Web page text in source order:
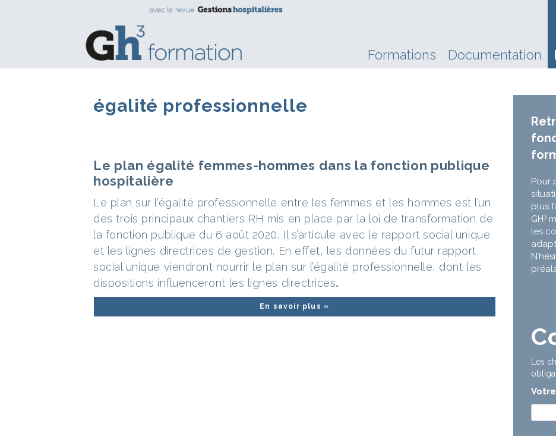
Formations Documentation
égalité professionnelle
Le plan égalité femmes-hommes dans la fonction publique
hospitalière
Le plan sur l’égalité professionnelle entre les femmes et les hommes est l’un
des trois principaux chantiers RH mis en place par la loi de transformation de
la fonction publique du 6 août 2020. Il s’articule avec le rapport social unique
et les lignes directrices de gestion. En effet, les données du futur rapport
social unique viendront nourrir le plan sur l’égalité professionnelle, dont les
dispositions influenceront les lignes directrices…
En savoir plus »
Pour
plus
GH3
les
Les